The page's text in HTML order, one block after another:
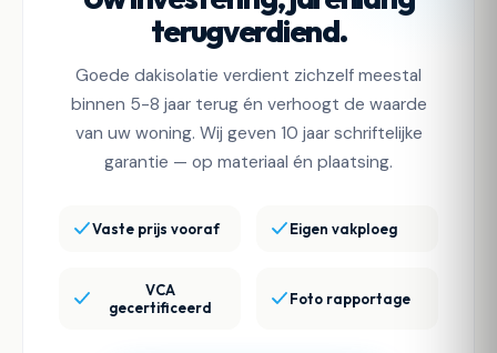
terugverdiend.
Goede dakisolatie verdient zichzelf meestal
binnen 5-8 jaar terug én verhoogt de waarde
van uw woning. Wij geven 10 jaar schriftelijke
garantie — op materiaal én plaatsing.
Vaste prijs vooraf Eigen vakploeg
VCA
gecertificeerd
Foto rapportage